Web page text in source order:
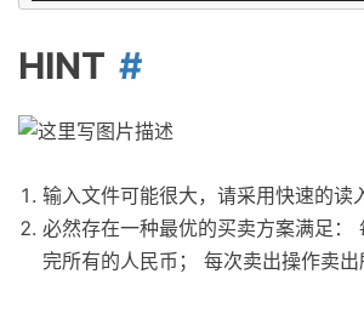
HINT
输入文件可能很大，请采用快速的读
必然存在一种最优的买卖方案满足：
完所有的人民币； 每次卖出操作卖出